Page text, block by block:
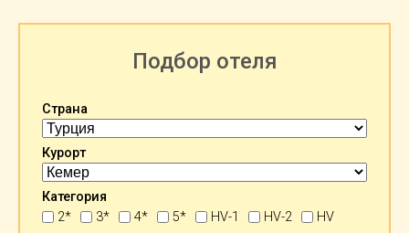
Подбор отеля
Страна
Курорт
Категория
2*
3* 4* 5* HV-1 HV-2
HV